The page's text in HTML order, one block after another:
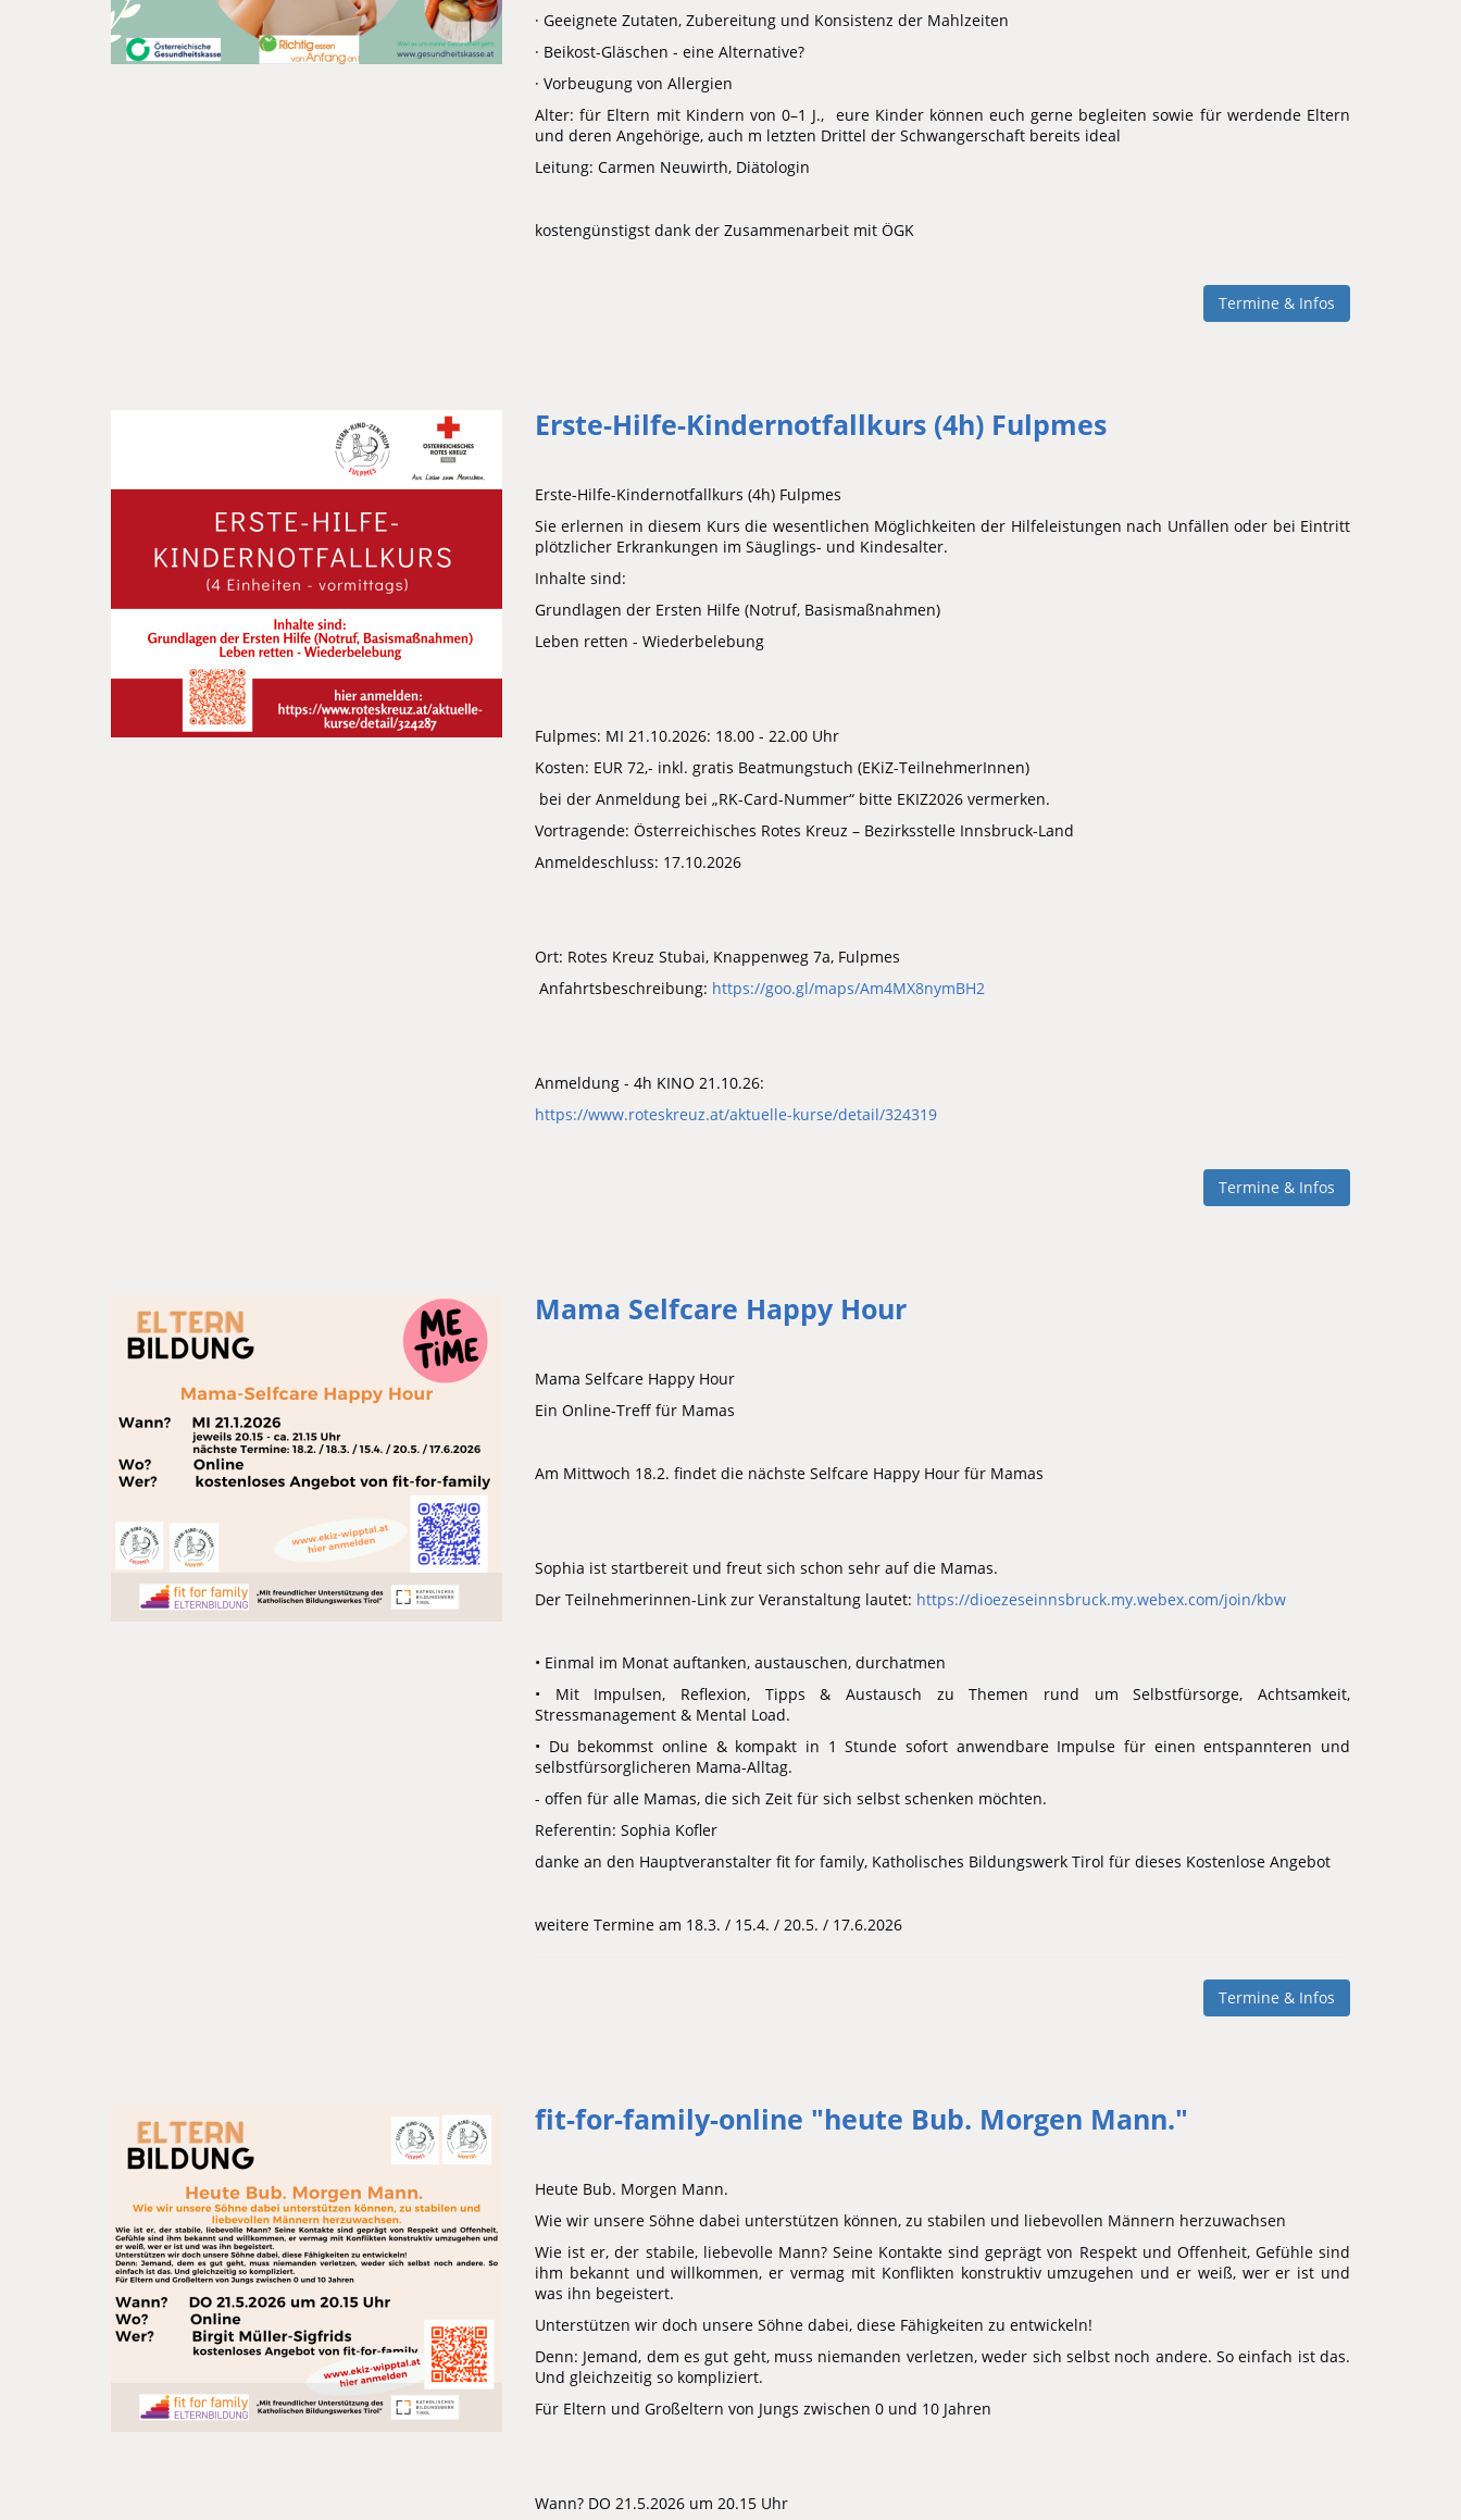
· Geeignete Zutaten, Zubereitung und Konsistenz der Mahlzeiten
· Beikost-Gläschen - eine Alternative?
· Vorbeugung von Allergien
Alter: für Eltern mit Kindern von 0–1 J., eure Kinder können euch gerne begleiten sowie für werdende Eltern
und deren Angehörige, auch m letzten Drittel der Schwangerschaft bereits ideal
Leitung: Carmen Neuwirth, Diätologin
kostengünstigst dank der Zusammenarbeit mit ÖGK
Termine & Infos
Erste-Hilfe-Kindernotfallkurs (4h) Fulpmes
Erste-Hilfe-Kindernotfallkurs (4h) Fulpmes
Sie erlernen in diesem Kurs die wesentlichen Möglichkeiten der Hilfeleistungen nach Unfällen oder bei Eintritt
plötzlicher Erkrankungen im Säuglings- und Kindesalter.
Inhalte sind:
Grundlagen der Ersten Hilfe (Notruf, Basismaßnahmen)
Leben retten - Wiederbelebung
Fulpmes: MI 21.10.2026: 18.00 - 22.00 Uhr
Kosten: EUR 72,- inkl. gratis Beatmungstuch (EKiZ-TeilnehmerInnen)
bei der Anmeldung bei „RK-Card-Nummer“ bitte EKIZ2026 vermerken.
Vortragende: Österreichisches Rotes Kreuz – Bezirksstelle Innsbruck-Land
Anmeldeschluss: 17.10.2026
Ort: Rotes Kreuz Stubai, Knappenweg 7a, Fulpmes
Anfahrtsbeschreibung: https://goo.gl/maps/Am4MX8nymBH2
Anmeldung - 4h KINO 21.10.26:
https://www.roteskreuz.at/aktuelle-kurse/detail/324319
Termine & Infos
Mama Selfcare Happy Hour
Mama Selfcare Happy Hour
Ein Online-Treff für Mamas
Am Mittwoch 18.2. findet die nächste Selfcare Happy Hour für Mamas
Sophia ist startbereit und freut sich schon sehr auf die Mamas.
Der Teilnehmerinnen-Link zur Veranstaltung lautet: https://dioezeseinnsbruck.my.webex.com/join/kbw
• Einmal im Monat auftanken, austauschen, durchatmen
• Mit Impulsen, Reflexion, Tipps & Austausch zu Themen rund um Selbstfürsorge, Achtsamkeit,
Stressmanagement & Mental Load.
• Du bekommst online & kompakt in 1 Stunde sofort anwendbare Impulse für einen entspannteren und
selbstfürsorglicheren Mama-Alltag.
- offen für alle Mamas, die sich Zeit für sich selbst schenken möchten.
Referentin: Sophia Kofler
danke an den Hauptveranstalter fit for family, Katholisches Bildungswerk Tirol für dieses Kostenlose Angebot
weitere Termine am 18.3. / 15.4. / 20.5. / 17.6.2026
Termine & Infos
fit-for-family-online "heute Bub. Morgen Mann."
Heute Bub. Morgen Mann.
Wie wir unsere Söhne dabei unterstützen können, zu stabilen und liebevollen Männern herzuwachsen
Wie ist er, der stabile, liebevolle Mann? Seine Kontakte sind geprägt von Respekt und Offenheit, Gefühle sind
ihm bekannt und willkommen, er vermag mit Konflikten konstruktiv umzugehen und er weiß, wer er ist und
was ihn begeistert.
Unterstützen wir doch unsere Söhne dabei, diese Fähigkeiten zu entwickeln!
Denn: Jemand, dem es gut geht, muss niemanden verletzen, weder sich selbst noch andere. So einfach ist das.
Und gleichzeitig so kompliziert.
Für Eltern und Großeltern von Jungs zwischen 0 und 10 Jahren
Wann? DO 21.5.2026 um 20.15 Uhr